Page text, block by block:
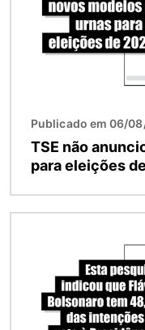
Publicado em 06/
TSE não
para eleições